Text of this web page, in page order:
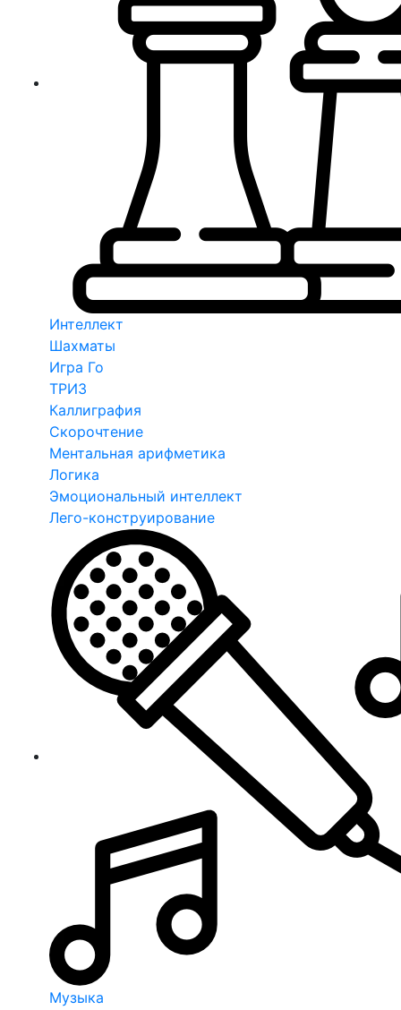
Интеллект
Шахматы
Игра Го
ТРИЗ
Каллиграфия
Скорочтение
Ментальная арифметика
Логика
Эмоциональный интеллект
Лего-конструирование
Музыка